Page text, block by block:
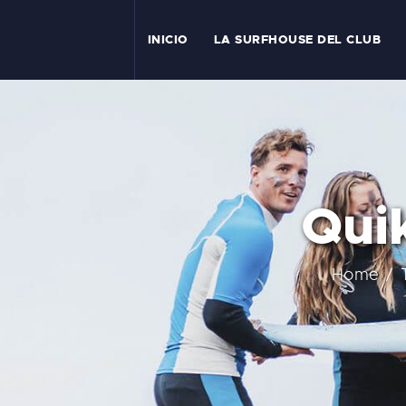
INICIO LA SURFHOUSE DEL CLUB
Home